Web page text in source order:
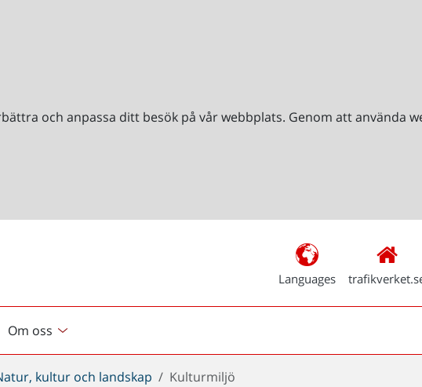
och anpassa ditt besök på vår webbplats. Genom att använda
Languages
Om oss
kultur och landskap Kulturmiljö